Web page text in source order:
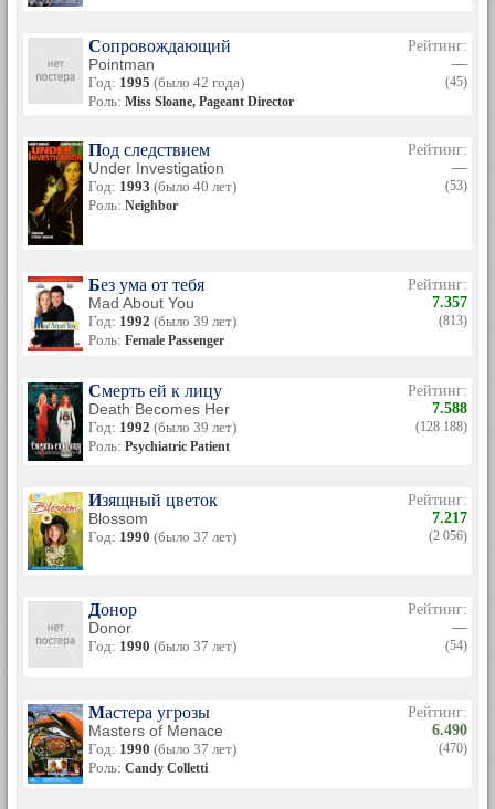
Сопровождающий
Pointman
Год: 1995 (было 42 года)
Роль: Miss Sloane, Pageant Director
Рейтинг:
—
(45)
Под следствием
Under Investigation
Год: 1993 (было 40 лет)
Роль: Neighbor
Рейтинг:
—
(53)
Без ума от тебя
Mad About You
Год: 1992 (было 39 лет)
Роль: Female Passenger
Рейтинг:
7.357
(813)
Смерть ей к лицу
Death Becomes Her
Год: 1992 (было 39 лет)
Роль: Psychiatric Patient
Рейтинг:
7.588
(128 188)
Изящный цветок
Blossom
Год: 1990 (было 37 лет)
Рейтинг:
7.217
(2 056)
Донор
Donor
Год: 1990 (было 37 лет)
Рейтинг:
—
(54)
Мастера угрозы
Masters of Menace
Год: 1990 (было 37 лет)
Роль: Candy Colletti
Рейтинг:
6.490
(470)